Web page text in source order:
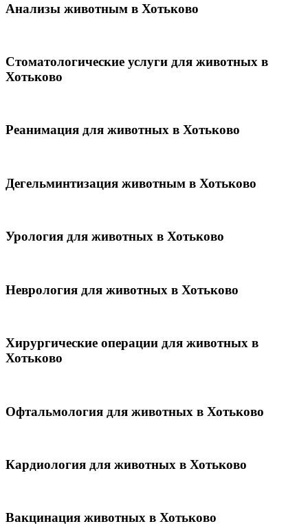
Анализы животным в Хотьково
Стоматологические услуги для животных в
Хотьково
Реанимация для животных в Хотьково
Дегельминтизация животным в Хотьково
Урология для животных в Хотьково
Неврология для животных в Хотьково
Хирургические операции для животных в
Хотьково
Офтальмология для животных в Хотьково
Кардиология для животных в Хотьково
Вакцинация животных в Хотьково